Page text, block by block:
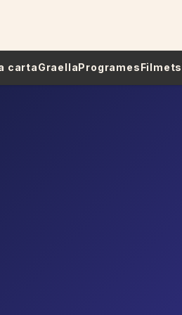
cartaGraellaProgramesFilmets